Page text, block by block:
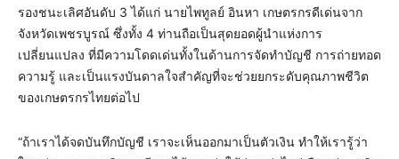
รองชนะเลิศอันดับ 3 ได้แก่ นายไพทูลย์ อินหา เกษตรกรดีเด่นจาก
จังหวัดเพชรบูรณ์ ซึ่งทั้ง 4 ท่านถือเป็นสุดยอดผู้นำแห่งการ
เปลี่ยนแปลง ที่มีความโดดเด่นทั้งในด้านการจัดทำบัญชี การถ่ายทอด
ความรู้ และเป็นแรงบันดาลใจสำคัญที่จะช่วยยกระดับคุณภาพชีวิต
ของเกษตรกรไทยต่อไป
“ถ้าเราได้จดบันทึกบัญชี เราจะเห็นออกมาเป็นตัวเงิน ทำให้เรารู้ว่า